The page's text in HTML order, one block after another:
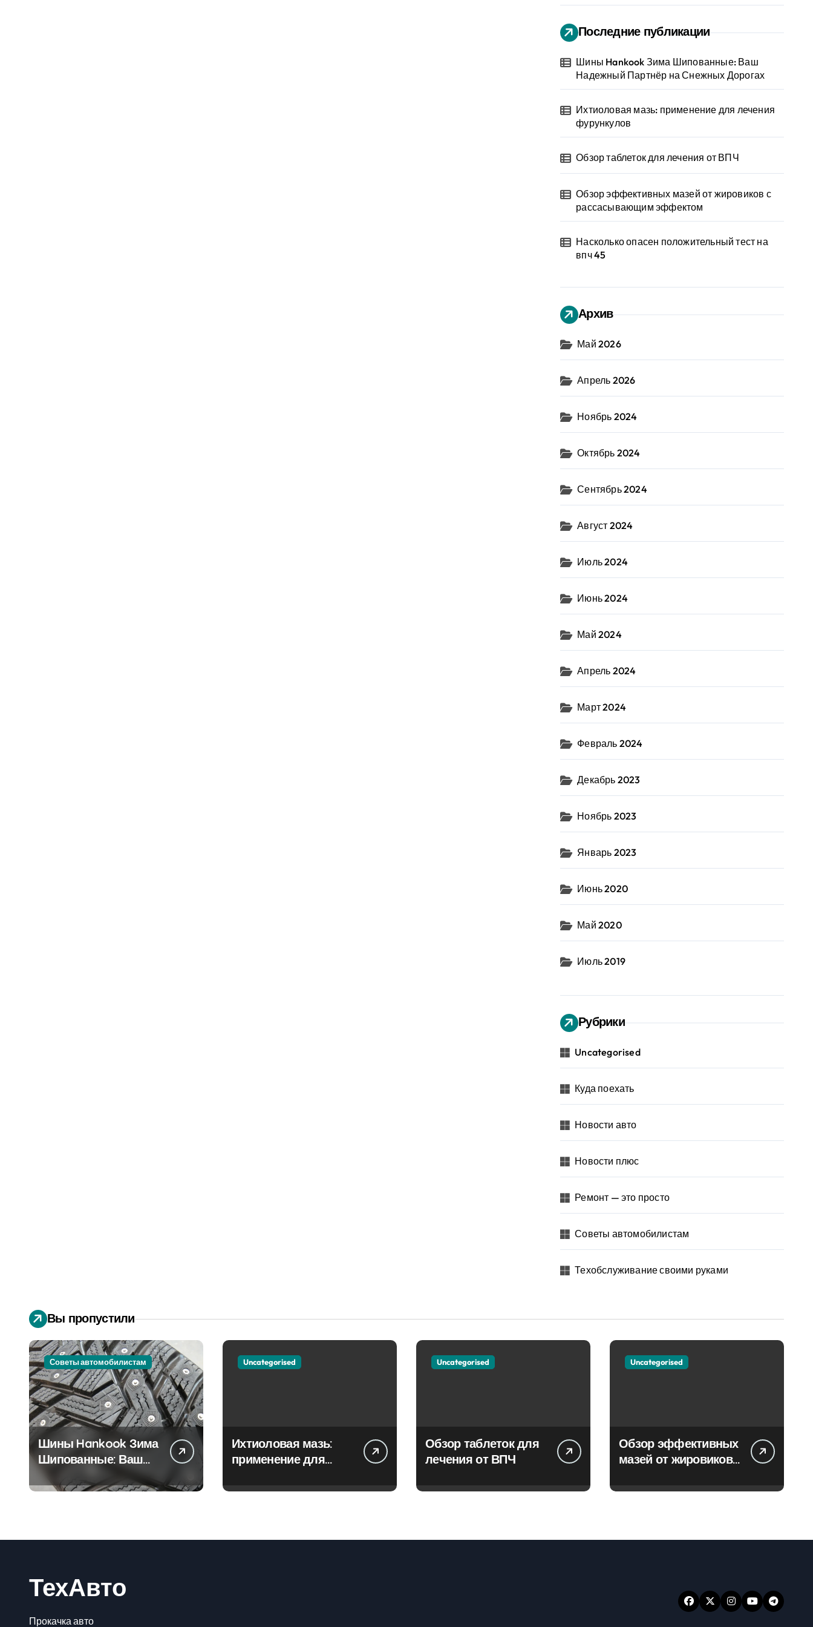
Последние публикации
Шины Hankook Зима Шипованные: Ваш
Надежный Партнёр на Снежных Дорогах
Ихтиоловая мазь: применение для лечения
фурункулов
Обзор таблеток для лечения от ВПЧ
Обзор эффективных мазей от жировиков с
рассасывающим эффектом
Насколько опасен положительный тест на
впч 45
Архив
Май 2026
Апрель 2026
Ноябрь 2024
Октябрь 2024
Сентябрь 2024
Август 2024
Июль 2024
Июнь 2024
Май 2024
Апрель 2024
Март 2024
Февраль 2024
Декабрь 2023
Ноябрь 2023
Январь 2023
Июнь 2020
Май 2020
Июль 2019
Рубрики
Uncategorised
Куда поехать
Новости авто
Новости плюс
Ремонт — это просто
Советы автомобилистам
Техобслуживание своими руками
Вы пропустили
Советы автомобилистам
Шины Hankook Зима
Шипованные: Ваш
Надежный Партнёр
на Снежных Дорогах
Uncategorised
Ихтиоловая мазь:
применение для
Uncategorised
Обзор таблеток для
лечения от ВПЧ
Uncategorised
Обзор эффективных
мазей от жировиков
эффектом
ТехАвто
Прокачка авто